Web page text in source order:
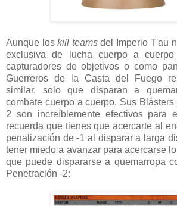
Aunque los kill teamsdel Imperio T'au
exclusiva de lucha cuerpo a
capturadores de objetivos o como
Guerreros de la Casta del Fuego
similar, solo que disparan a
combate cuerpo a cuerpo. Sus
2 son increíblemente efectivos para
recuerda que tienes que acercarte al
penalización de -1 al disparar a larga
tener miedo a avanzar para acercarse
que puede dispararse a quemarropa
Penetración -2: